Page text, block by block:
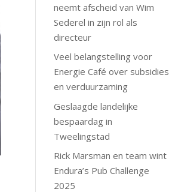
neemt afscheid van Wim
Sederel in zijn rol als
directeur
Veel belangstelling voor
Energie Café over subsidies
en verduurzaming
Geslaagde landelijke
bespaardag in
Tweelingstad
Rick Marsman en team wint
Endura’s Pub Challenge
2025